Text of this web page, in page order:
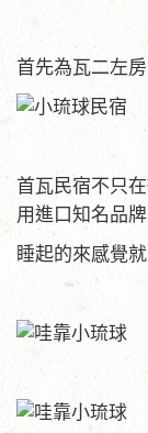
首先為瓦二左房
首瓦民宿不只
用進口知名品牌
睡起的來感覺